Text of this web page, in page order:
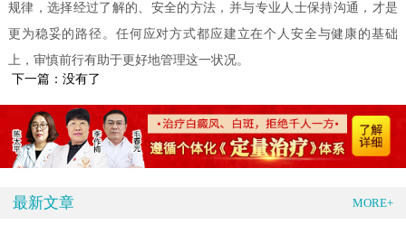
规律，选择经过了解的、安全的方法，并与专业人士保持沟通，才是
更为稳妥的路径。任何应对方式都应建立在个人安全与健康的基础
上，审慎前行有助于更好地管理这一状况。
下一篇：没有了
最新文章 MORE+